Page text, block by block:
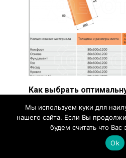
Как выбрать
Толщина утеплителя
важных параметров, на
обратить внимание при
Мы используем куки для
нашего сайта. Если Вы
будем считать что Вас
Ok